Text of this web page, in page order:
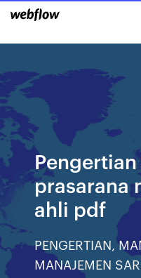
prasarana
ahli pdf
PENGERTIAN,
MANAJEMEN